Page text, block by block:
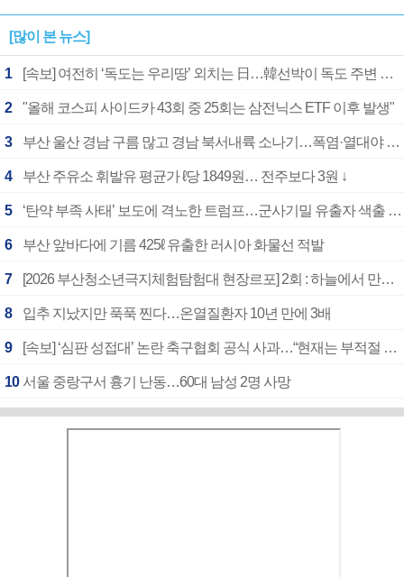
[많이 본 뉴스]
1 [속보] 여전히 ‘독도는 우리땅’ 외치는 日…韓선박이 독도 주변 해양조사 활동하자 반발
2 "올해 코스피 사이드카 43회 중 25회는 삼전닉스 ETF 이후 발생"
3 부산 울산 경남 구름 많고 경남 북서내륙 소나기…폭염·열대야 계속
4 부산 주유소 휘발유 평균가 ℓ당 1849원… 전주보다 3원 ↓
5 ‘탄약 부족 사태’ 보도에 격노한 트럼프…군사기밀 유출자 색출 지시
6 부산 앞바다에 기름 425ℓ 유출한 러시아 화물선 적발
7 [2026 부산청소년극지체험탐험대 현장르포] 2회 : 하늘에서 만난 얼음의 나라
8 입추 지났지만 푹푹 찐다…온열질환자 10년 만에 3배
9 [속보] ‘심판 성접대’ 논란 축구협회 공식 사과…“현재는 부적절 행위 없어”
10 서울 중랑구서 흉기 난동…60대 남성 2명 사망